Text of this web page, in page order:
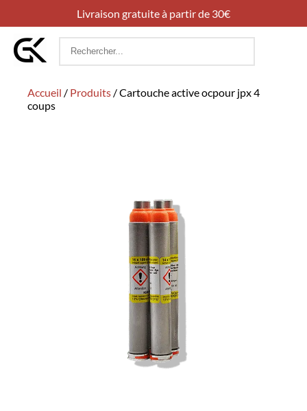
Livraison gratuite à partir de 30€
Rechercher
Accueil / Produits /Cartouche active ocpour jpx 4
coups